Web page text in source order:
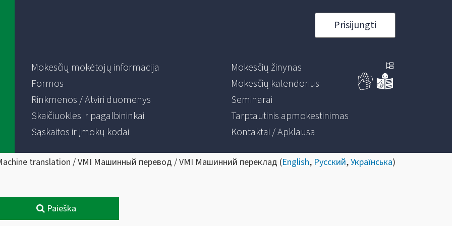
Prisijungti
Mokesčių mokėtojų informacija
Formos
Rinkmenos / Atviri duomenys
Skaičiuoklės ir pagalbininkai
Sąskaitos ir įmokų kodai
Mokesčių žinynas
Mokesčių kalendorius
Seminarai
Tarptautinis apmokestinimas
Kontaktai / Apklausa
translation / VMI Машинный перевод / VMI Машинний переклад (English, Русский,Українська)
Paieška